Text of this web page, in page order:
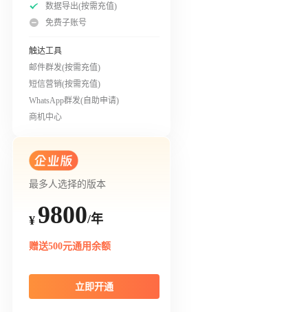
数据导出(按需充值)
免费子账号
触达工具
邮件群发(按需充值)
短信营销(按需充值)
WhatsApp群发(自助申请)
商机中心
最多人选择的版本
¥ 9800/年
赠送500元通用余额
立即开通